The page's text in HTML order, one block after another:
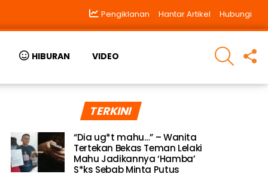
Pengiklanan Hantar Artikel Hubungi
HIBURAN VIDEO
SEARCH
TERKINI
“Dia ug*t mahu…” – Wanita
Tertekan Bekas Teman Lelaki
Mahu Jadikannya ‘Hamba’
S*ks Sebab Minta Putus